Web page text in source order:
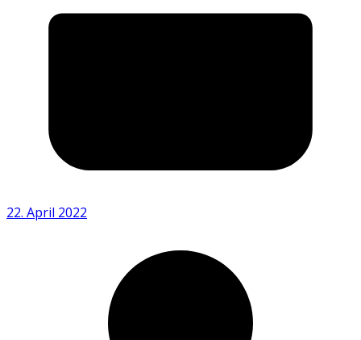
22. April 2022